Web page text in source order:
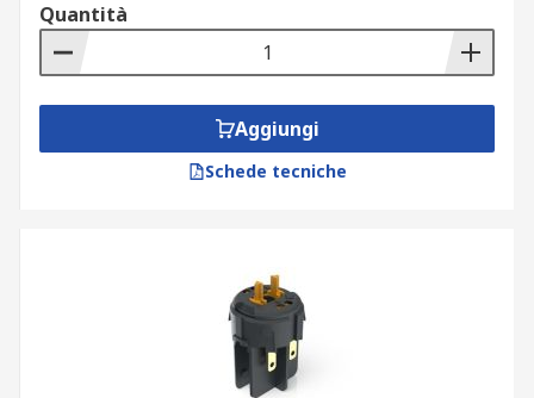
Quantità
Aggiungi
Schede tecniche